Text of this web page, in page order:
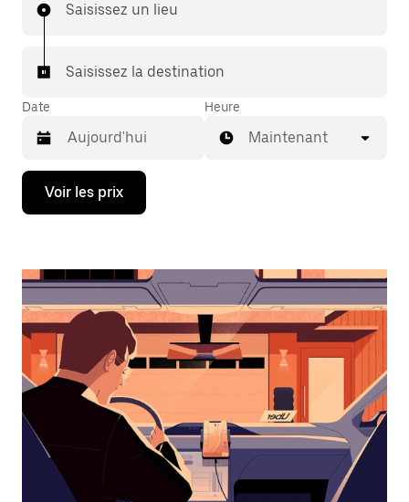
Saisissez un lieu
Saisissez la destination
Date
Appuyez
la
bas
ouvrir
le
calendrier
sélectionner
une
date.
Appuyez
sur
touche
Heure
Maintenant
Voir les prix